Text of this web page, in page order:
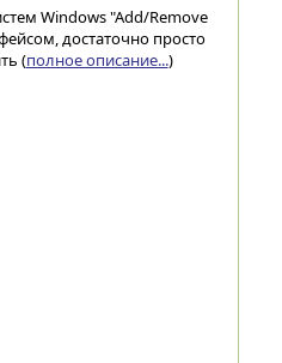
Windows "Add/Remove
достаточно просто
(полное описание...)